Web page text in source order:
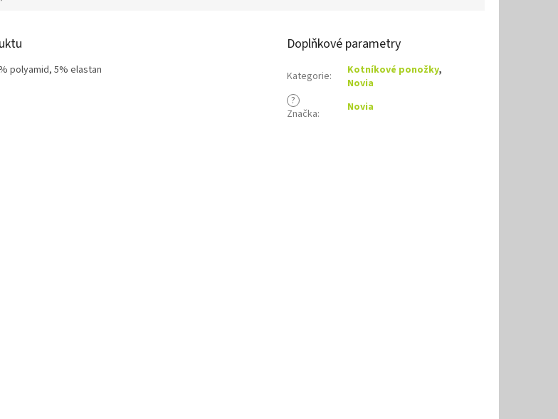
polyamid, 5% elastan
Doplňkové parametry
Kategorie: Kotníkové ponožky,
Novia
?
Značka: Novia